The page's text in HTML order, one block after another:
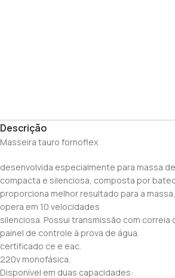
Descrição
Masseira tauro fornoflex
desenvolvida especialmente para massa
compacta e silenciosa, composta por
proporciona melhor resultado para a
opera em 10 velocidades
silenciosa. Possui transmissão com
painel de controle à prova de água.
certificado ce e eac.
220v monofásica.
Disponível em duas capacidades: